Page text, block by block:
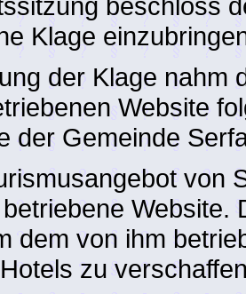
Klage
der Klage nahm
Website
der Gemeinde
von
Website.
dem von ihm
zu